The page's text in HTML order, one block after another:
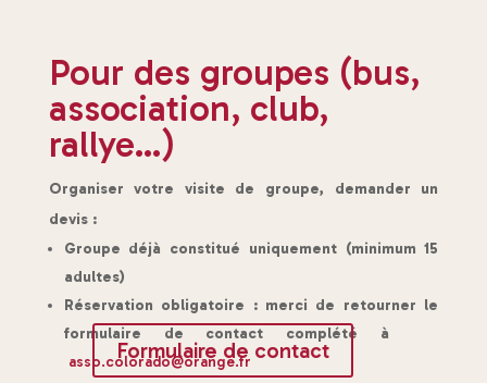
Pour des groupes (bus,
association, club,
rallye…)
Organiser votre visite de groupe, demander un
devis :
Groupe déjà constitué uniquement (minimum 15
adultes)
Réservation obligatoire : merci de retourner le
formulaire de contact complété à
asso.colorado@orange.fr
Formulaire de contact